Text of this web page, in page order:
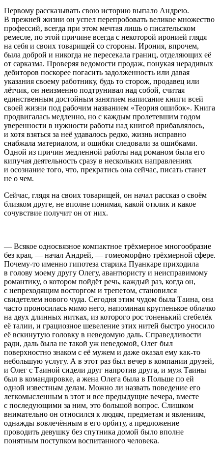
Первому рассказывать свою историю выпало Андрею.
В прежней жизни он успел перепробовать великое множество
профессий, всегда при этом мечтая лишь о писательском
ремесле, по этой причине всегда с некоторой иронией глядя
на себя и своих товарищей со стороны. Ирония, впрочем,
была доброй и никогда не пересекала границ, отделяющих её
от сарказма. Проверяя ведомости продаж, понукая нерадивых
дебиторов поскорее погасить задолженность или давая
указания своему работнику, будь то сторож, продавец или
лётчик, он неизменно подтрунивал над собой, считая
единственным достойным занятием написание книги всей
своей жизни под рабочим названием «Теория ошибок». Книга
продвигалась медленно, но с каждым пролетевшим годом
уверенности в нужности работы над книгой прибавлялось,
и хотя взяться за неё удавалось редко, жизнь исправно
снабжала материалом, и ошибки следовали за ошибками.
Одной из причин медленной работы над романом была его
кипучая деятельность сразу в нескольких направлениях
и осознание того, что, прекратись она сейчас, писать станет
не о чем.
Сейчас, глядя на своих товарищей, он начал рассказ о своём
близком друге, не вполне понимая, какой отклик и какое
сочувствие получит он от них.
— Всякое односвязное компактное трёхмерное многообразие
без края, — начал Андрей, — гомеоморфно трёхмерной сфере.
Почему-то именно гипотеза старика Пуанкаре приходила
в голову моему другу Олегу, авантюристу и неисправимому
романтику, о котором пойдёт речь, каждый раз, когда он,
с непреходящим восторгом и трепетом, становился
свидетелем нового чуда. Сегодня этим чудом была Таина, она
часто проносилась мимо него, напоминая кругленькое облачко
на двух длинных нитках, из которого рос тоненький стебелёк
её талии, и грациозное шевеление этих нитей быстро уносило
её вскинутую головку в неведомую даль. Справедливости
ради, даль была не такой уж неведомой, Олег был
поверхностно знаком с её мужем и даже оказал ему как-то
небольшую услугу. А в этот раз был вечер в компании друзей,
и Олег с Таиной сидели друг напротив друга, и муж Таины
был в командировке, а жена Олега была в Польше по ей
одной известным делам. Можно ли назвать поведение его
легкомысленным в этот и все предыдущие вечера, вместе
с последующими за ним, это большой вопрос. Слишком
внимательно он относился к людям, предметам и явлениям,
однажды вовлечённым в его орбиту, а предложение
проводить девушку без спутника домой было вполне
понятным поступком воспитанного человека.